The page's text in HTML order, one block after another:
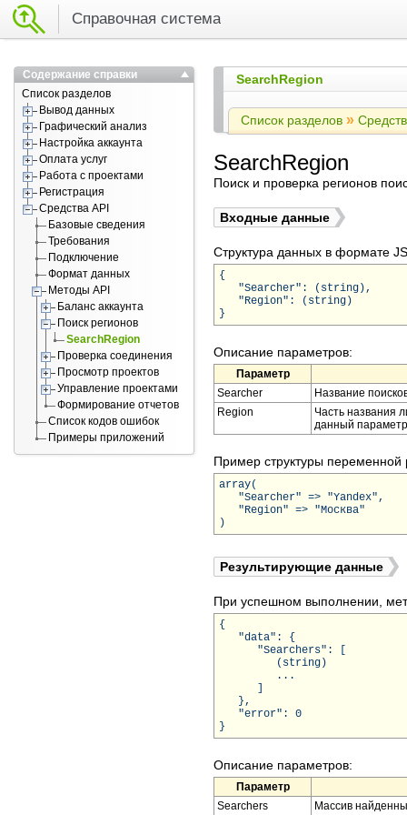
Справочная система
Содержание справки
Список разделов
Вывод данных
Графический анализ
Настройка аккаунта
Оплата услуг
Работа с проектами
Регистрация
Средства API
Базовые сведения
Требования
Подключение
Формат данных
Методы API
Баланс аккаунта
Поиск регионов
SearchRegion
Проверка соединения
Просмотр проектов
Управление проектами
Формирование отчетов
Список кодов ошибок
Примеры приложений
SearchRegion
Список разделов »
SearchRegion
Поиск и проверка регионов
Входные данные
Структура данных в формате
{
"Searcher": (string),
"Region": (string)
}
Описание параметров:
Параметр
Searcher
Название
Region
Часть названия
данный
Пример структуры переменной
array(
"Searcher" => "Yandex",
"Region" => "Москва"
)
Результирующие данные
При успешном выполнении,
{
"data": {
"Searchers": [
(string)
...
},
"error": 0
}
Описание параметров:
Параметр
Searchers
Массив